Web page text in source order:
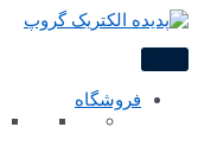
پرش
فروشگاه